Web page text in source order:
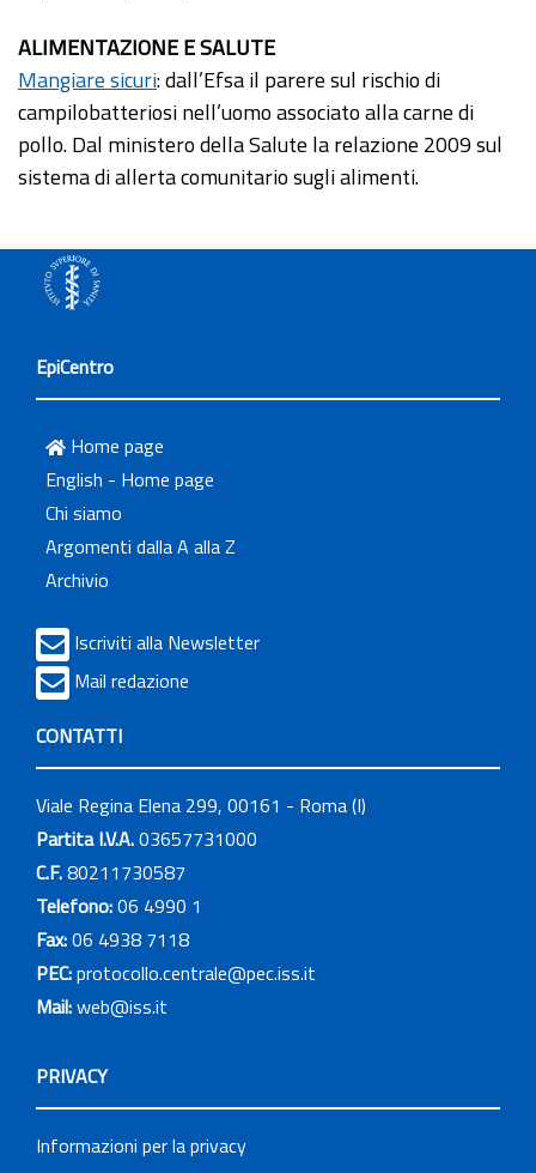
ALIMENTAZIONE E SALUTE
Mangiare sicuri: dall’Efsa il parere sul rischio di
campilobatteriosi nell’uomo associato alla carne di
pollo. Dal ministero della Salute la relazione 2009 sul
sistema di allerta comunitario sugli alimenti.
EpiCentro
Home page
English - Home page
Chi siamo
Argomenti dalla A alla Z
Archivio
Iscriviti alla Newsletter
Mail redazione
CONTATTI
Viale Regina Elena 299, 00161 - Roma (I)
Partita I.V.A.03657731000
C.F.80211730587
Telefono:06 4990 1
Fax:06 4938 7118
PEC:protocollo.centrale@pec.iss.it
Mail:web@iss.it
PRIVACY
Informazioni per la privacy